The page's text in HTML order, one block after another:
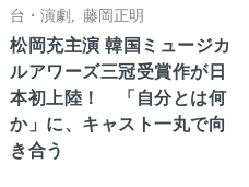
台・演劇
藤岡正明
松岡充主演 韓国ミュージカ
ルアワーズ三冠受賞作が日
本初上陸！ 「自分とは何
か」に、キャスト一丸で向
き合う